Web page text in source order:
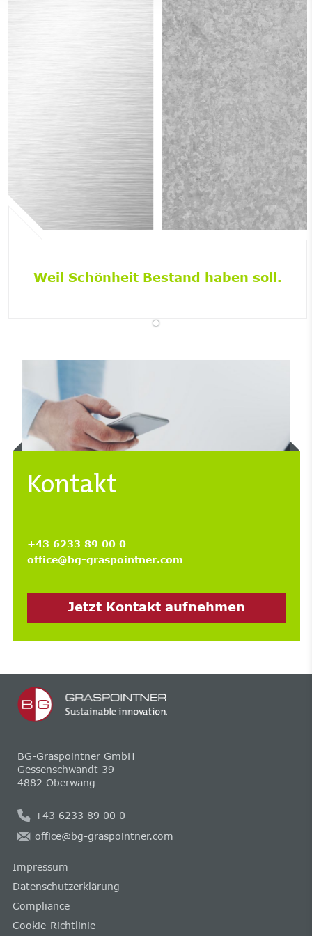
Weil Schönheit Bestand haben soll.
Kontakt
+43 6233 89 00 0
office@bg-graspointner.com
Jetzt Kontakt aufnehmen
BG-Graspointner GmbH
Gessenschwandt 39
4882 Oberwang
+43 6233 89 00 0
office@bg-graspointner.com
Impressum
Datenschutzerklärung
Compliance
Cookie-Richtlinie